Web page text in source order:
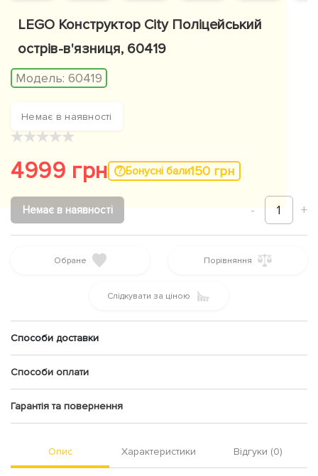
LEGO Конструктор City Поліцейський
острів-в'язниця, 60419
Модель: 60419
Немає в наявності
★★★★★
4999 грн Бонусні бали150 грн
- 1 +
Немає в наявності
Обране Порівняння
Слідкувати за ціною
Способи доставки
Способи оплати
Гарантія та повернення
Опис Характеристики Відгуки (0)